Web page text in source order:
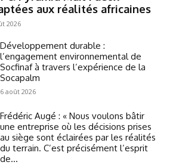
aux réalités africaines
2026
Développement durable :
l’engagement environnemental de
Socfinaf à travers l’expérience de la
Socapalm
6 août 2026
Frédéric Augé : « Nous voulons bâtir
une entreprise où les décisions prises
au siège sont éclairées par les réalités
du terrain. C’est précisément l’esprit
de...